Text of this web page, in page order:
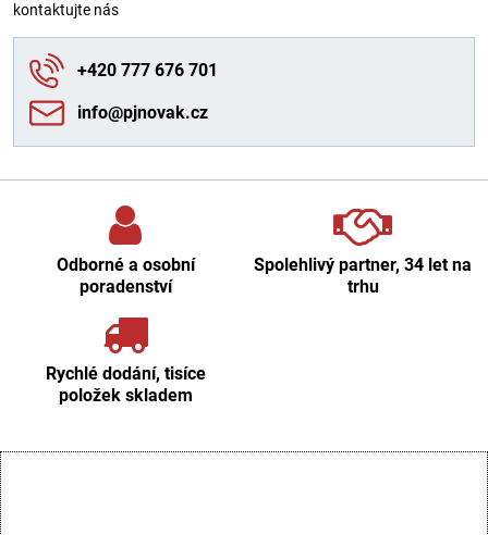
kontaktujte nás
+420 777 676 701
info​@pjnovak​.cz
Odborné a osobní
poradenství
Spolehlivý partner, 34 let na
trhu
Rychlé dodání, tisíce
položek skladem